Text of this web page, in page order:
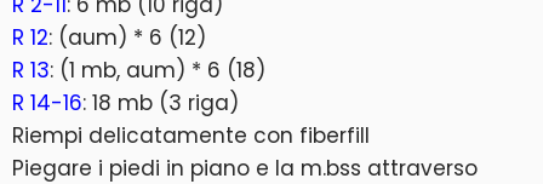
R 12: (aum) * 6 (12)
R 13: (1 mb, aum) * 6 (18)
R 14-16: 18 mb (3 riga)
Riempi delicatamente con fiberfill
Piegare i piedi in piano e la m.bss attraverso